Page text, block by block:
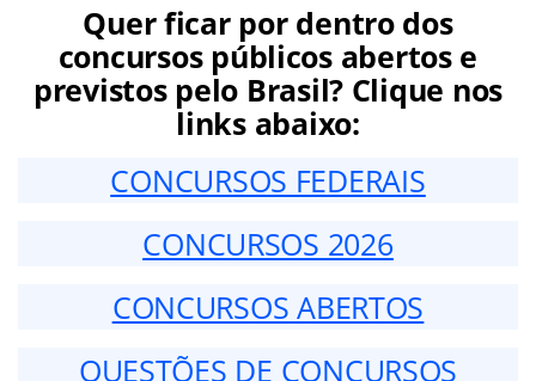
Quer ficar por dentro dos
concursos públicos abertos e
previstos pelo Brasil? Clique nos
links abaixo:
CONCURSOS FEDERAIS
CONCURSOS 2026
CONCURSOS ABERTOS
QUESTÕES DE CONCURSOS